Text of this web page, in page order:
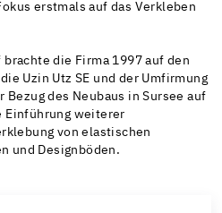
erstmals auf das Verkleben
die Firma 1997 auf den
Uzin Utz SE und der Umfirmung
Bezug des Neubaus in Sursee auf
Einführung weiterer
von elastischen
und Designböden.